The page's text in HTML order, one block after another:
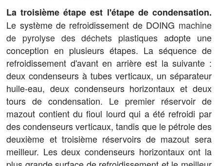
La troisième étape est l'étape de condensation.
Le système de refroidissement de DOING machine
de pyrolyse des déchets plastiques adopte une
conception en plusieurs étapes. La séquence de
refroidissement d'avant en arrière est la suivante :
deux condenseurs à tubes verticaux, un séparateur
huile-eau, deux condenseurs horizontaux et deux
tours de condensation. Le premier réservoir de
mazout contient du fioul lourd qui a été refroidi par
des condenseurs verticaux, tandis que le pétrole des
deuxième et troisième réservoirs de mazout sera
meilleur. Les deux condenseurs horizontaux ont la